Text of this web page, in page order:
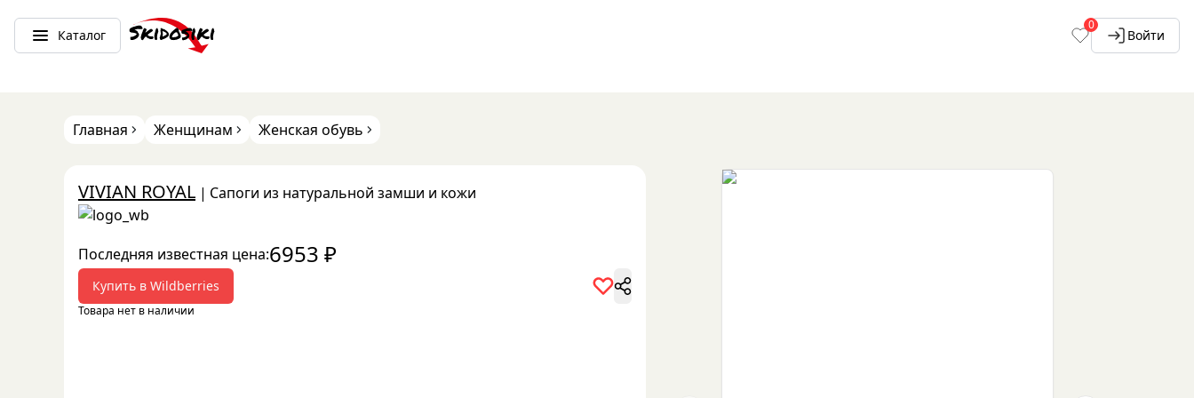
Каталог
0
Войти
Главная Женщинам Женская обувь
VIVIAN ROYAL | Сапоги из натуральной замши и кожи
Последняя известная цена:6953 ₽
Купить в Wildberries
Товара нет в наличии